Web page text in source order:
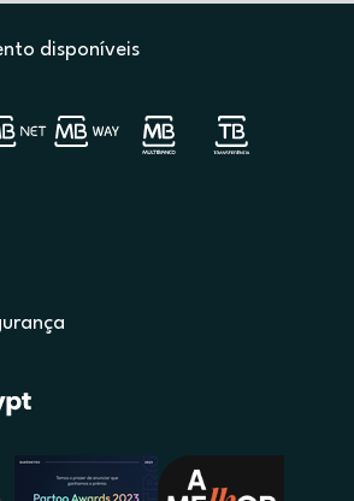
disponíveis